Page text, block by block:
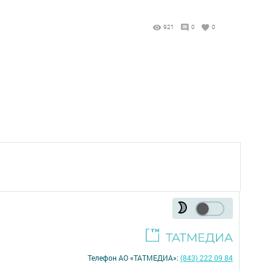
921 0 0
Телефон АО «ТАТМЕДИА»:(843) 222 09 84